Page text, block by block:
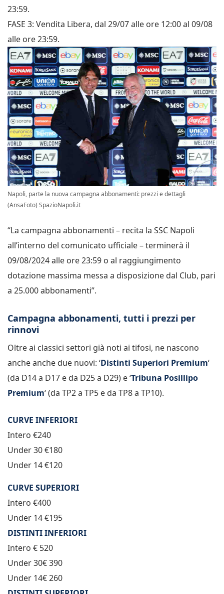
23:59.
FASE 3: Vendita Libera, dal 29/07 alle ore 12:00 al 09/08
alle ore 23:59.
Napoli, parte la nuova campagna abbonamenti: prezzi e dettagli
(AnsaFoto) SpazioNapoli.it
“La campagna abbonamenti – recita la SSC Napoli
all’interno del comunicato ufficiale – terminerà il
09/08/2024 alle ore 23:59 o al raggiungimento
dotazione massima messa a disposizione dal Club, pari
a 25.000 abbonamenti”.
Campagna abbonamenti, tutti i prezzi per
rinnovi
Oltre ai classici settori già noti ai tifosi, ne nascono
anche anche due nuovi: ‘Distinti Superiori Premium‘
(da D14 a D17 e da D25 a D29) e ‘Tribuna Posillipo
Premium‘ (da TP2 a TP5 e da TP8 a TP10).
CURVE INFERIORI
Intero €240
Under 30 €180
Under 14 €120
CURVE SUPERIORI
Intero €400
Under 14 €195
DISTINTI INFERIORI
Intero € 520
Under 30€ 390
Under 14€ 260